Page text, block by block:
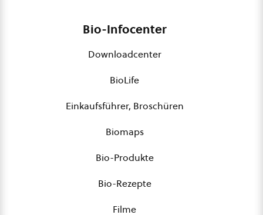
Bio-Infocenter
Downloadcenter
BioLife
Einkaufsführer, Broschüren
Biomaps
Bio-Produkte
Bio-Rezepte
Filme